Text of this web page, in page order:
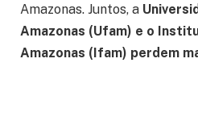
Amazonas. Juntos, a
Amazonas (Ufam) e o
Amazonas (Ifam) perdem